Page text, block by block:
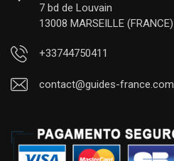
7 bd de Louvain
13008 MARSEILLE (FRANCE)
+33744750411
contact@guides-france.com